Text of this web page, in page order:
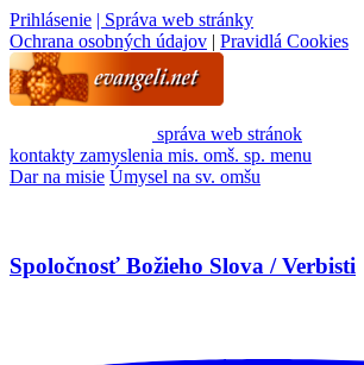
Prihlásenie
| Správa web stránky
Ochrana osobných údajov
Pravidlá Cookies
správa web stránok
kontakty zamyslenia mis. omš. sp. menu
Dar na misie Úmysel na sv. omšu
Spoločnosť Božieho Slova / Verbisti